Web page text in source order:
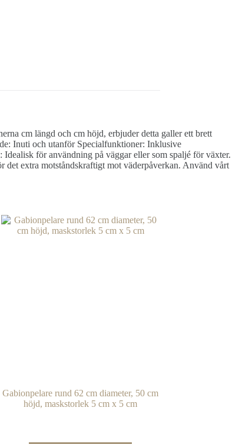
cm längd och cm höjd, erbjuder detta galler ett brett
Inuti och utanför Specialfunktioner: Inklusive
för användning på väggar eller som spaljé för växter.
extra motståndskraftigt mot väderpåverkan. Använd vårt
Gabionpelare rund 62 cm diameter, 50 cm
höjd, maskstorlek 5 cm x 5 cm